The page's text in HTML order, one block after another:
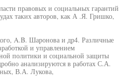
правовых и социальных гарантий
таких авторов, как А .Я. Гришко,
A.B. Шаронова и др4. Различные
и управлением
политики и социальной защиты
анализируются в работах С.А.
В.А. Лукова,